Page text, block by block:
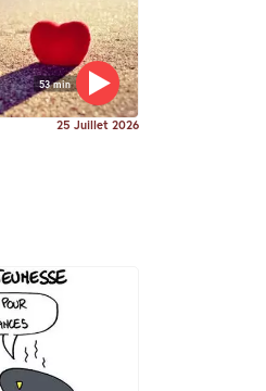
53 min
25 Juillet 2026